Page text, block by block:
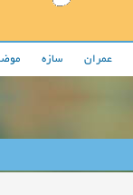
عمران سازه